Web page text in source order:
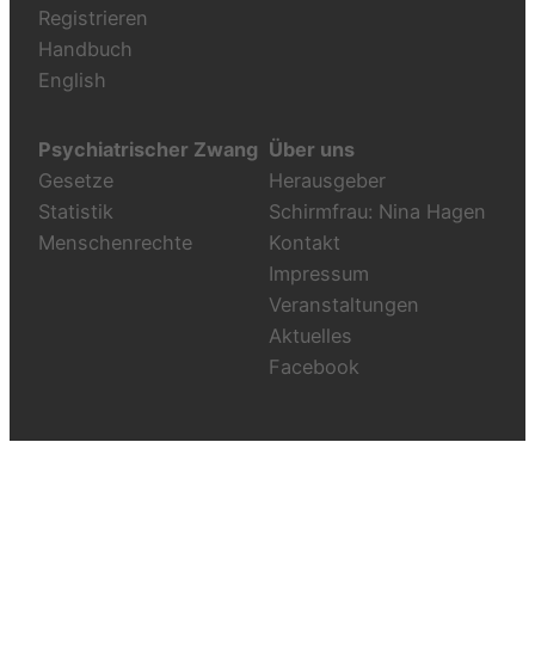
Registrieren
Handbuch
English
Psychiatrischer Zwang
Gesetze
Statistik
Menschenrechte
Über uns
Herausgeber
Schirmfrau: Nina Hagen
Kontakt
Impressum
Veranstaltungen
Aktuelles
Facebook